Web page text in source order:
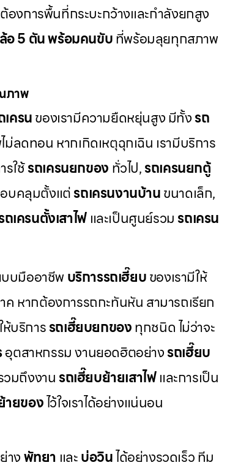
องการพื้นที่กระบะกว้างและกำลังยกสูง
อ 5 ตัน พร้อมคนขับที่พร้อมลุยทุกสภาพ
ภาพ
ครนของเรามีความยืดหยุ่นสูง มีทั้งรถ
ลดทอน หากเกิดเหตุฉุกเฉิน เรามีบริการ
รใช้รถเครนยกของ ทั่วไป,รถเครนยกตู้
บคลุมตั้งแต่รถเครนงานบ้านขนาดเล็ก,
ถเครนตั้งเสาไฟและเป็นศูนย์รวมรถเครน
บมืออาชีพบริการรถเฮี๊ยบของเรามีให้
หากต้องการรถกะทันหัน สามารถเรียก
ห้บริการรถเฮี๊ยบยกของทุกชนิด ไม่ว่าจะ
อุตสาหกรรม งานยอดฮิตอย่างรถเฮี๊ยบ
วมถึงงานรถเฮี๊ยบย้ายเสาไฟและการเป็น
ายของไว้ใจเราได้อย่างแน่นอน
างพัทยา และบ่อวินได้อย่างรวดเร็ว ทีม